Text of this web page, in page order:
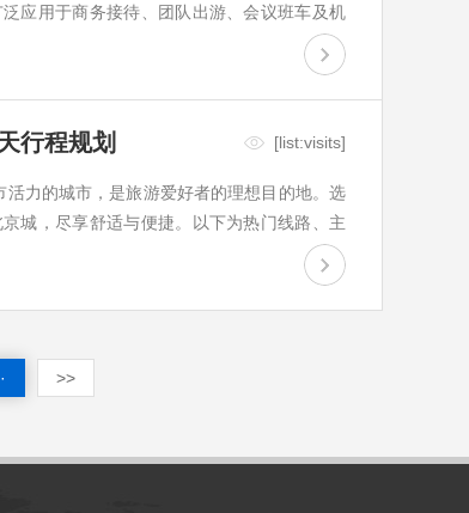
应用于商务接待、团队出游、会议班车及机
适的中巴车租赁服务，首汽租车无疑是您的
场景
行程规划 [list:visits]
力的城市，是旅游爱好者的理想目的地。选
城，尽享舒适与便捷。以下为热门线路、主
代魅力。第一天：历史文化之旅上午：天安门
的
>>